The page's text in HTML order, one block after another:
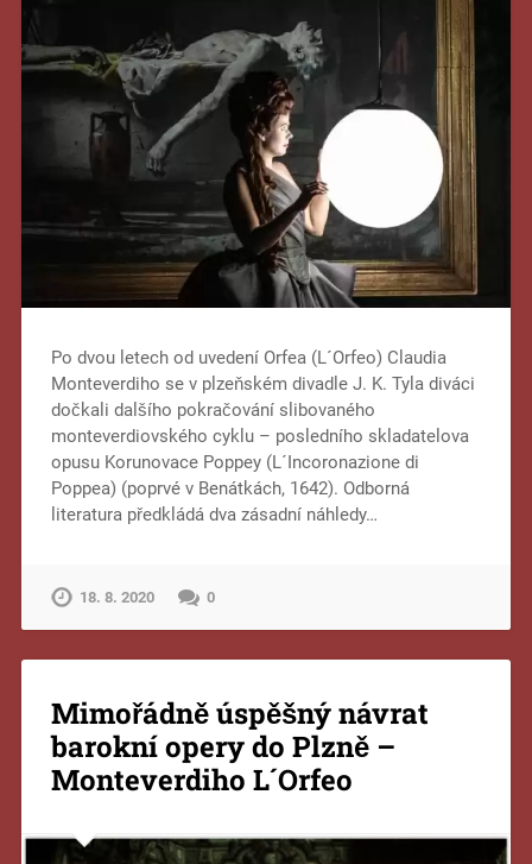
Po dvou letech od uvedení Orfea (L´Orfeo) Claudia
Monteverdiho se v plzeňském divadle J. K. Tyla diváci
dočkali dalšího pokračování slibovaného
monteverdiovského cyklu – posledního skladatelova
opusu Korunovace Poppey (L´Incoronazione di
Poppea) (poprvé v Benátkách, 1642). Odborná
literatura předkládá dva zásadní náhledy…
18. 8. 2020 0
Mimořádně úspěšný návrat
barokní opery do Plzně –
Monteverdiho L´Orfeo